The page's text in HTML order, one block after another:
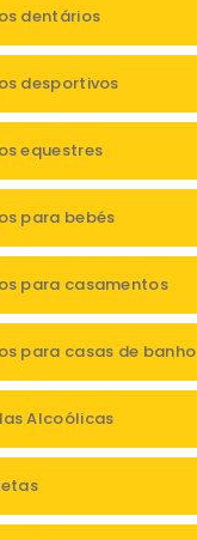
dentários
desportivos
equestres
para bebés
para casamentos
para casas de banho
Alcoólicas